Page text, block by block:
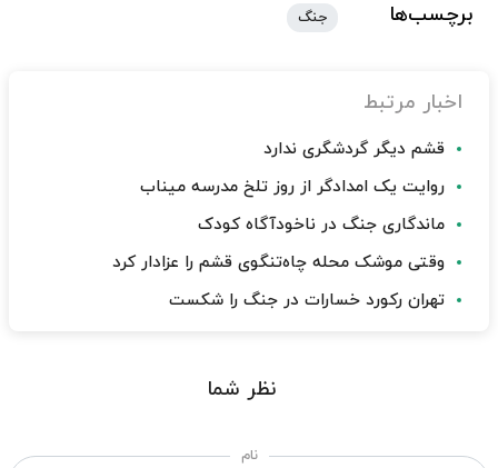
برچسب‌ها جنگ
اخبار مرتبط
قشم دیگر گردشگری ندارد
روایت یک امدادگر از روز تلخ مدرسه میناب
ماندگاری جنگ در ناخودآگاه کودک
وقتی موشک محله چاه‌تنگوی قشم را عزادار کرد
تهران رکورد خسارات در جنگ را شکست
نظر شما
نام